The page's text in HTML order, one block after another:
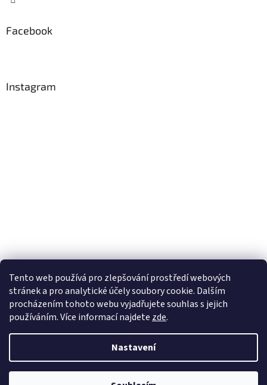
Tento web používá pro zlepšování prostředí webových
stránek a pro analytické účelysoubory cookie. Dalším
procházením tohoto webu vyjadřujete souhlas s jejich
používáním. Více informacínajdete zde.
Nastavení
Facebook
Instagram
Sledovat na Instagramu
Copyright 2026Pletanky. Všechna práva vyhrazena.